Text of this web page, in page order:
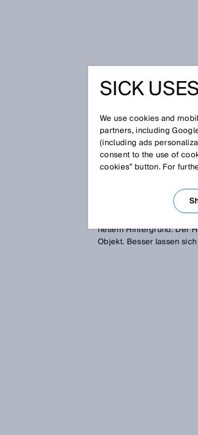
Glossar
[0-9] A B C D E F G
Variante unter den
und kann daher auch
Herausforderung bei
hellem Hintergrund. Der
Objekt. Besser lassen
SICK
We use cookies and
partners, including
(including ads
consent to the use of
cookies” button. For